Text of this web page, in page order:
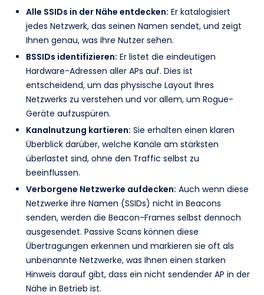
Alle SSIDs in der Nähe entdecken: Er katalogisiert
jedes Netzwerk, das seinen Namen sendet, und zeigt
Ihnen genau, was Ihre Nutzer sehen.
BSSIDs identifizieren: Er listet die eindeutigen
Hardware-Adressen aller APs auf. Dies ist
entscheidend, um das physische Layout Ihres
Netzwerks zu verstehen und vor allem, um Rogue-
Geräte aufzuspüren.
Kanalnutzung kartieren: Sie erhalten einen klaren
Überblick darüber, welche Kanäle am stärksten
überlastet sind, ohne den Traffic selbst zu
beeinflussen.
Verborgene Netzwerke aufdecken: Auch wenn diese
Netzwerke ihre Namen (SSIDs) nicht in Beacons
senden, werden die Beacon-Frames selbst dennoch
ausgesendet. Passive Scans können diese
Übertragungen erkennen und markieren sie oft als
unbenannte Netzwerke, was Ihnen einen starken
Hinweis darauf gibt, dass ein nicht sendender AP in der
Nähe in Betrieb ist.